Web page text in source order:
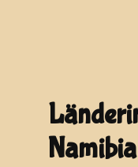
Namibia